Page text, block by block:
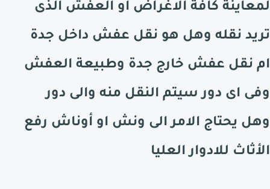
لمعاينة كافة الاغراض او العفش الذى
تريد نقله وهل هو نقل عفش داخل جدة
ام نقل عفش خارج جدة وطبيعة العفش
وفى اى دور سيتم النقل منه والى دور
وهل يحتاج الامر الى ونش او أوناش رفع
الأثاث للادوار العليا